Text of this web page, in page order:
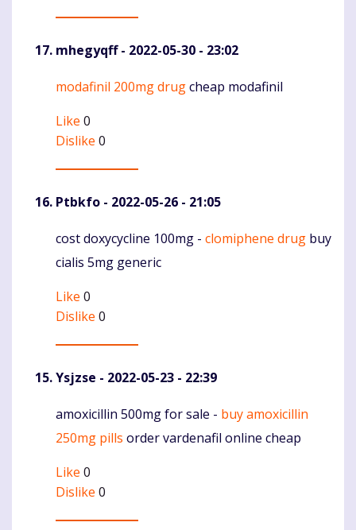
mhegyqff- 2022-05-30 - 23:02
Komentaras
modafinil 200mg drugcheap modafinil
Like 0
Dislike 0
Ptbkfo - 2022-05-26 - 21:05
Komentaras
cost doxycycline 100mg - clomiphene drug buy
cialis 5mg generic
Like 0
Dislike 0
Ysjzse - 2022-05-23 - 22:39
Komentaras
amoxicillin 500mg for sale - buy amoxicillin
250mg pills order vardenafil online cheap
Like 0
Dislike 0